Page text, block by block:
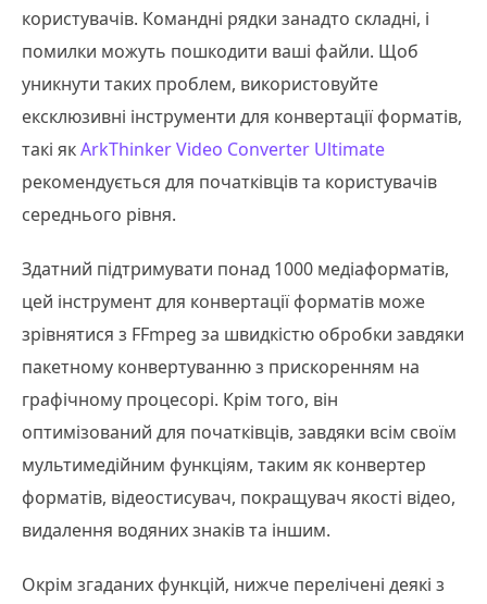
користувачів. Командні рядки занадто складні, і
помилки можуть пошкодити ваші файли. Щоб
уникнути таких проблем, використовуйте
ексклюзивні інструменти для конвертації форматів,
такі якArkThinker Video Converter Ultimate
рекомендується для початківців та користувачів
середнього рівня.
Здатний підтримувати понад 1000 медіаформатів,
цей інструмент для конвертації форматів може
зрівнятися з FFmpeg за швидкістю обробки завдяки
пакетному конвертуванню з прискоренням на
графічному процесорі. Крім того, він
оптимізований для початківців, завдяки всім своїм
мультимедійним функціям, таким як конвертер
форматів, відеостисувач, покращувач якості відео,
видалення водяних знаків та іншим.
Окрім згаданих функцій, нижче перелічені деякі з